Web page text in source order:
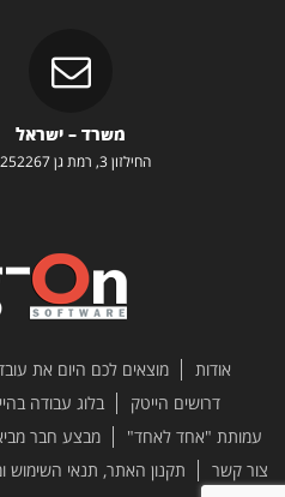
משרד – ישראל
החילזון 3, רמת גן 5252267
אודות מוצאים לכם היום את
דרושים הייטק
בלוג עבודה
עמותת "אחד לאחד"
מבצע חבר
צור קשר
תקנון האתר, תנאי השימוש